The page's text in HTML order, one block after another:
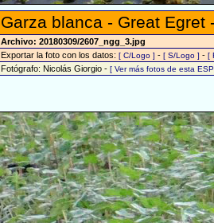
Garza blanca - Great Egret
Archivo: 20180309/2607_ngg_3.jpg
Exportar la foto con los datos: [ C/Logo ] - [ S/Logo ] - [
Fotógrafo: Nicolás Giorgio - [ Ver más fotos de esta